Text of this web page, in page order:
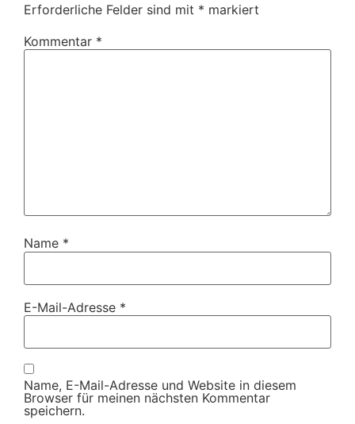
Erforderliche Felder sind mit * markiert
Kommentar *
Name *
E-Mail-Adresse *
Name, E-Mail-Adresse und Website in diesem
Browser für meinen nächsten Kommentar
speichern.